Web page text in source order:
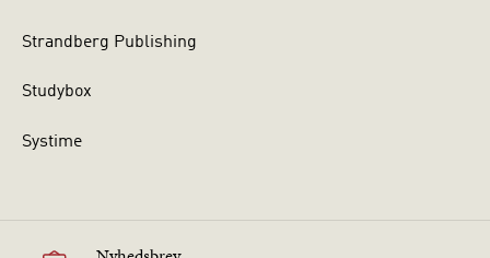
Strandberg Publishing
Studybox
Systime